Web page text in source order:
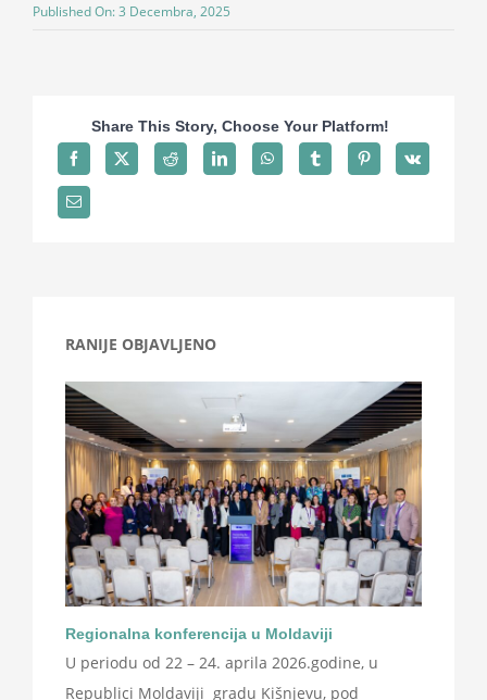
Published On: 3 Decembra, 2025
Share This Story, Choose Your Platform!
RANIJE OBJAVLJENO
Regionalna konferencija u Moldaviji
U periodu od 22 – 24. aprila 2026.godine, u
Republici Moldaviji gradu Kišnjevu, pod